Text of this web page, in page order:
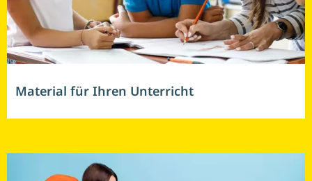
Material für Ihren Unterricht